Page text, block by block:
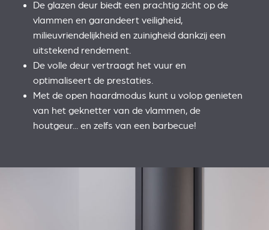
De glazen deur biedt een prachtig zicht op de
vlammen en garandeert veiligheid,
milieuvriendelijkheid en zuinigheid dankzij een
uitstekend rendement.
De volle deur vertraagt het vuur en
optimaliseert de prestaties.
Met de open haardmodus kunt u volop genieten
van het geknetter van de vlammen, de
houtgeur... en zelfs van een barbecue!